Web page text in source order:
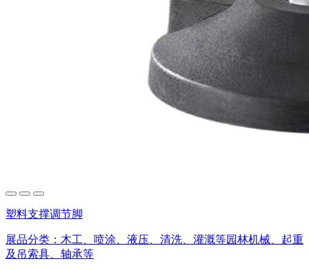
塑料支撑调节脚
展品分类： 木工、喷涂、液压、清洗、灌溉等园林机械、起重
及吊索具、轴承等